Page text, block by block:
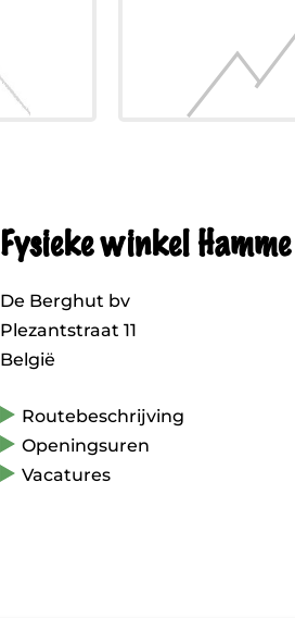
Fysieke winkel Hamme
De Berghut bv
Plezantstraat 11
België
Routebeschrijving
Openingsuren
Vacatures